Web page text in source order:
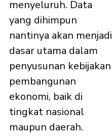
menyeluruh. Data
yang dihimpun
nantinya akan menjadi
dasar utama dalam
penyusunan kebijakan
pembangunan
ekonomi, baik di
tingkat nasional
maupun daerah.